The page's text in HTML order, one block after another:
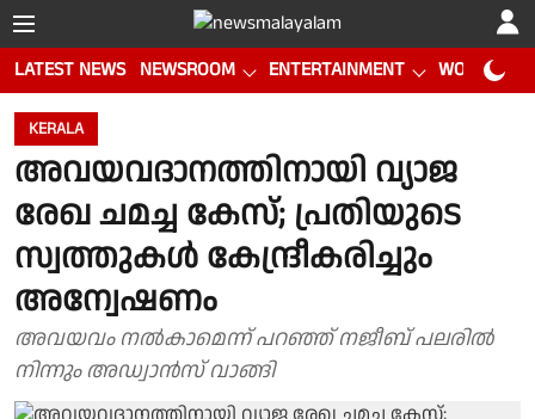
LATEST NEWS NEWSROOM ENTERTAINMENT WORLD CUP
KERALA
അവയവദാനത്തിനായി വ്യാജ
രേഖ ചമച്ച കേസ്; പ്രതിയുടെ
സ്വത്തുകൾ കേന്ദ്രീകരിച്ചും
അന്വേഷണം
അവയവം നൽകാമെന്ന് പറഞ്ഞ് നജീബ് പലരിൽ
നിന്നും അഡ്വാൻസ് വാങ്ങി